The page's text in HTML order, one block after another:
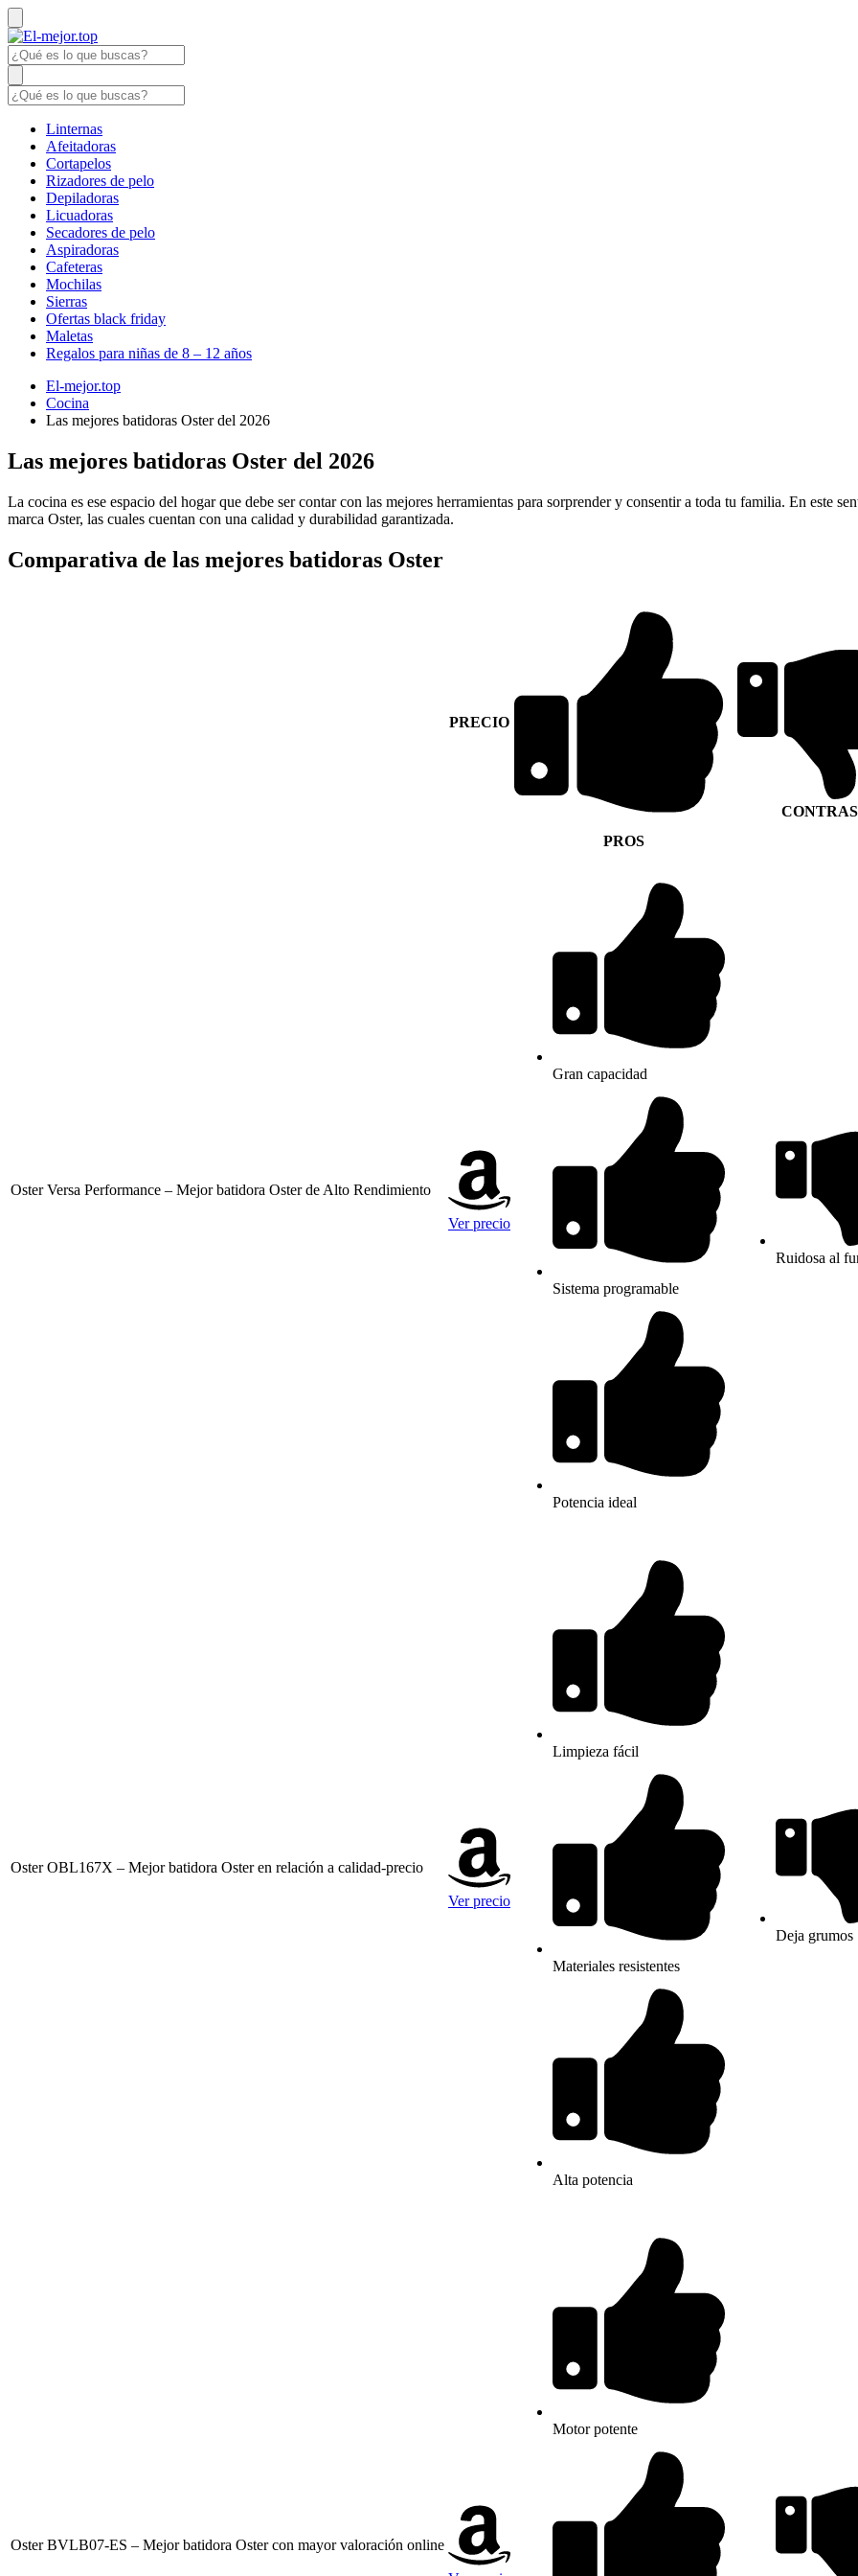
Linternas
Afeitadoras
Cortapelos
Rizadores de pelo
Depiladoras
Licuadoras
Secadores de pelo
Aspiradoras
Cafeteras
Mochilas
Sierras
Ofertas black friday
Maletas
Regalos para niñas de 8 – 12 años
El-mejor.top
Cocina
Las mejores batidoras Oster del 2026
Las mejores batidoras Oster del 2026
La cocina es ese espacio del hogar que debe ser contar con las mejores herramientas para sorprender y consentir a toda tu familia. En este
marca Oster, las cuales cuentan con una calidad y durabilidad garantizada.
Comparativa de las mejores batidoras Oster
PRECIO
PROS
CONTRAS
Oster Versa Performance – Mejor batidora Oster de Alto Rendimiento
Ver precio
Gran capacidad
Sistema programable
Potencia ideal
Ruidosa al
Oster OBL167X – Mejor batidora Oster en relación a calidad-precio
Ver precio
Limpieza fácil
Materiales resistentes
Alta potencia
Deja grumos
Oster BVLB07-ES – Mejor batidora Oster con mayor valoración online
Motor potente